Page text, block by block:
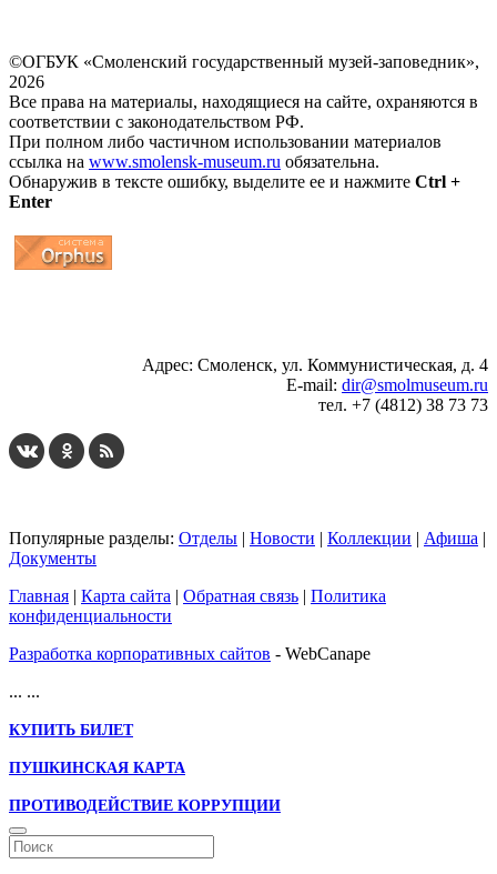
©ОГБУК «Смоленский государственный музей-заповедник»,
2026
Все права на материалы, находящиеся на сайте, охраняются в
соответствии с законодательством РФ.
При полном либо частичном использовании материалов
ссылка на www.smolensk-museum.ru обязательна.
Обнаружив в тексте ошибку, выделите ее и нажмите Ctrl +
Enter
Адрес: Смоленск, ул. Коммунистическая, д. 4
E-mail: dir@smolmuseum.ru
тел. +7 (4812) 38 73 73
Популярные разделы: Отделы | Новости | Коллекции | Афиша |
Документы
Главная | Карта сайта | Обратная связь | Политика
конфиденциальности
Разработка корпоративных сайтов - WebCanape
... ...
КУПИТЬ БИЛЕТ
ПУШКИНСКАЯ КАРТА
ПРОТИВОДЕЙСТВИЕ КОРРУПЦИИ